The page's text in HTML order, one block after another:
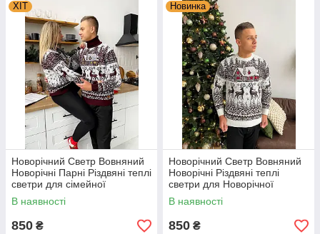
ХІТ
Новорічний Светр Вовняний
Новорічні Парні Різдвяні теплі
светри для сімейної
фотосесії Туреччина
В наявності
850 ₴
Новинка
Новорічний Светр Вовняний
Новорічні Різдвяні теплі
светри для Новорічної
сімейної фотосесії
В наявності
850 ₴